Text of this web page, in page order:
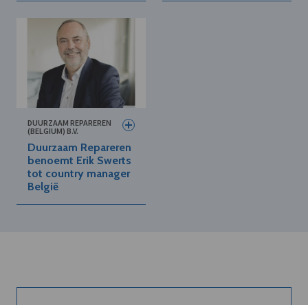
DUURZAAM REPAREREN
(BELGIUM) B.V.
Duurzaam Repareren
benoemt Erik Swerts
tot country manager
België